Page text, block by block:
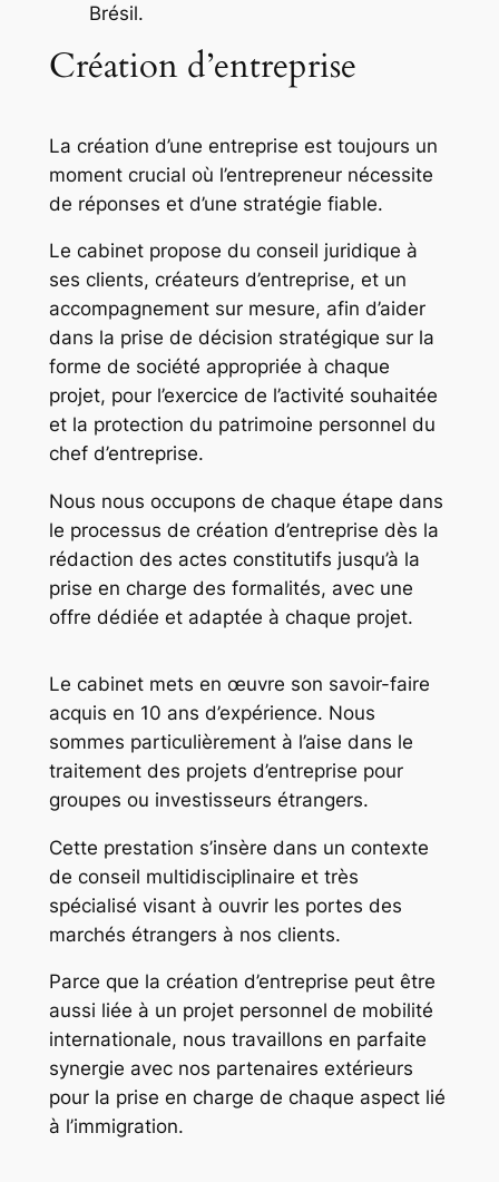
Brésil.
Création d’entreprise
La création d’une entreprise est toujours un
moment crucial où l’entrepreneur nécessite
de réponses et d’une stratégie fiable.
Le cabinet propose du conseil juridique à
ses clients, créateurs d’entreprise, et un
accompagnement sur mesure, afin d’aider
dans la prise de décision stratégique sur la
forme de société appropriée à chaque
projet, pour l’exercice de l’activité souhaitée
et la protection du patrimoine personnel du
chef d’entreprise.
Nous nous occupons de chaque étape dans
le processus de création d’entreprise dès la
rédaction des actes constitutifs jusqu’à la
prise en charge des formalités, avec une
offre dédiée et adaptée à chaque projet.
Le cabinet mets en œuvre son savoir-faire
acquis en 10 ans d’expérience. Nous
sommes particulièrement à l’aise dans le
traitement des projets d’entreprise pour
groupes ou investisseurs étrangers.
Cette prestation s’insère dans un contexte
de conseil multidisciplinaire et très
spécialisé visant à ouvrir les portes des
marchés étrangers à nos clients.
Parce que la création d’entreprise peut être
aussi liée à un projet personnel de mobilité
internationale, nous travaillons en parfaite
synergie avec nos partenaires extérieurs
pour la prise en charge de chaque aspect lié
à l’immigration.